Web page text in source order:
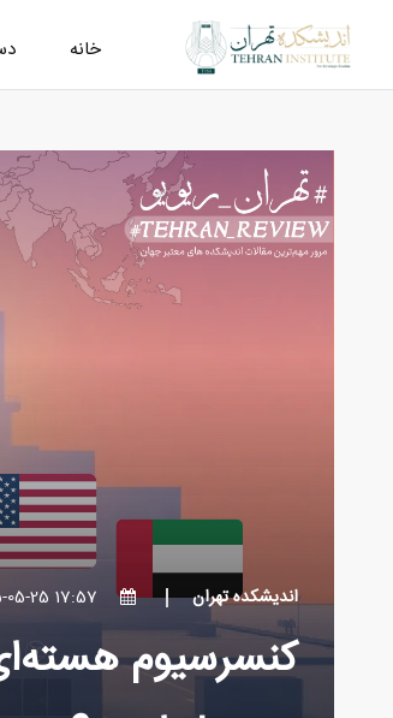
خانه
اندیشکده تهران
کنسرسیوم